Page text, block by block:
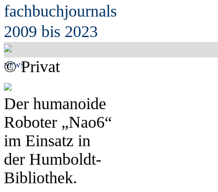
fachbuchjournals
2009 bis 2023
NEWS
© Privat
Der humanoide
Roboter „Nao6“
im Einsatz in
der Humboldt-
Bibliothek.